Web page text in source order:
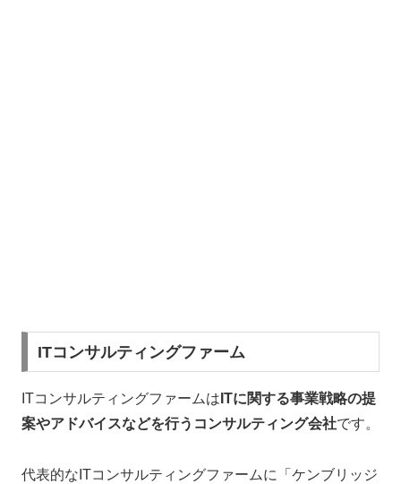
ITコンサルティングファーム
ITコンサルティングファームは ITに関する事業戦略の提
案やアドバイスなどを行うコンサルティング会社です。
代表的なITコンサルティングファームに「ケンブリッジ